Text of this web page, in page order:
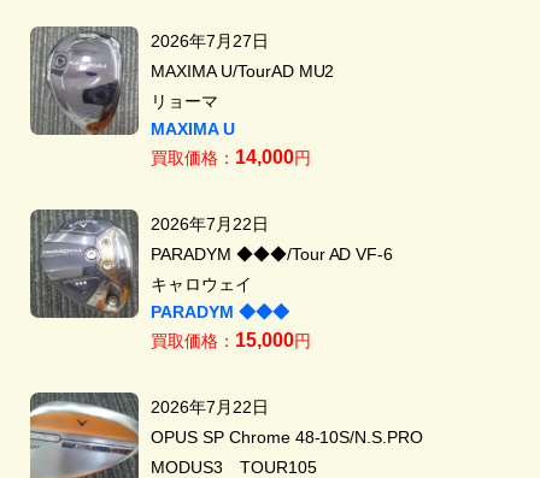
2026年7月27日
MAXIMA U/TourAD MU2
リョーマ
MAXIMA U
買取価格： 14,000円
2026年7月22日
PARADYM ◆◆◆/Tour AD VF-6
キャロウェイ
PARADYM ◆◆◆
買取価格： 15,000円
2026年7月22日
OPUS SP Chrome 48-10S/N.S.PRO
MODUS3 TOUR105